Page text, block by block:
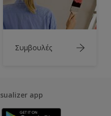
Συμβουλές
app